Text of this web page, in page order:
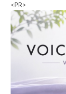
<PR>